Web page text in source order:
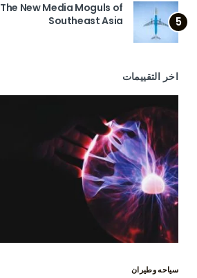
5
The New Media Moguls of
Southeast Asia
اخر التقييمات
سياحه وطيران